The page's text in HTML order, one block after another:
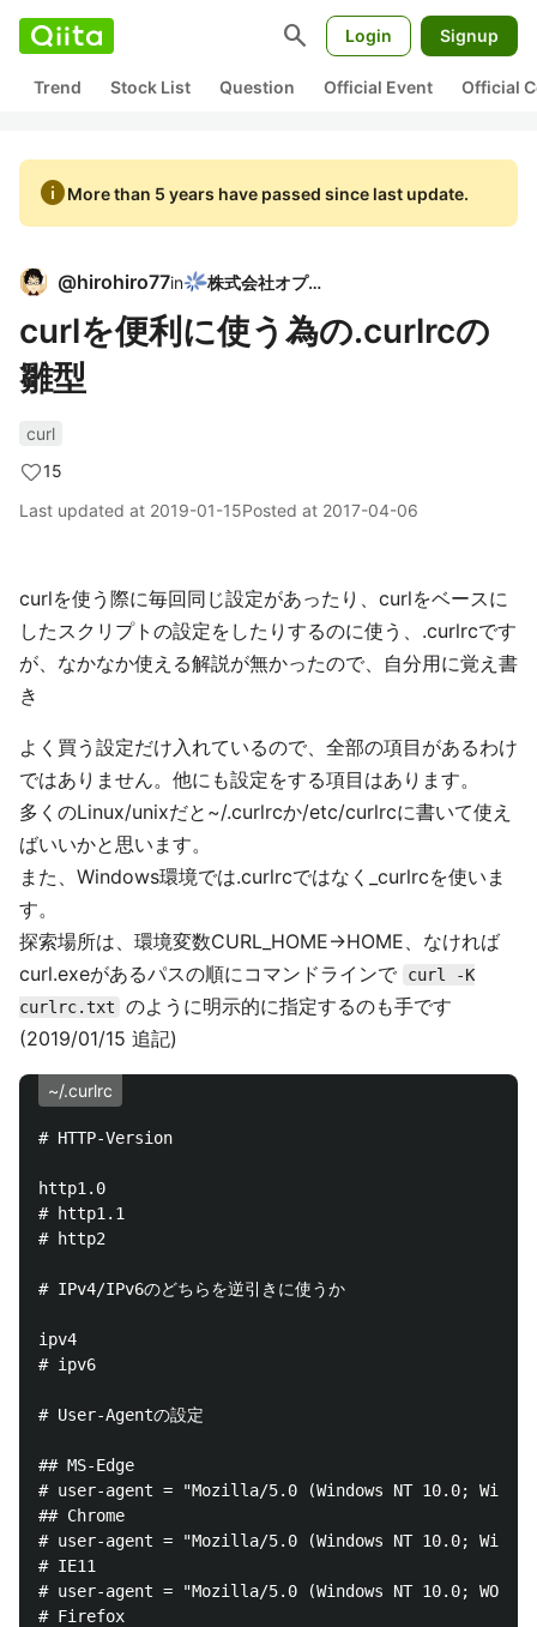
search Login Signup
Trend Stock List Question Official Event Official
infoMore than 5 years have passed since last update.
@hirohiro77in 株式会社オプト
curlを便利に使う為の.curlrcの
雛型
curl
15
Last updated at 2019-01-15Posted at 2017-04-06
curlを使う際に毎回同じ設定があったり、curlをベースに
したスクリプトの設定をしたりするのに使う、.curlrcです
が、なかなか使える解説が無かったので、自分用に覚え書
き
よく買う設定だけ入れているので、全部の項目があるわけ
ではありません。他にも設定をする項目はあります。
多くのLinux/unixだと~/.curlrcか/etc/curlrcに書いて使え
ばいいかと思います。
また、Windows環境では.curlrcではなく_curlrcを使いま
す。
探索場所は、環境変数CURL_HOME→HOME、なければ
curl.exeがあるパスの順にコマンドラインで
curl -K
curlrc.txt
のように明示的に指定するのも手です
(2019/01/15 追記)
~/.curlrc
# HTTP-Version
http1.0
# http1.1
# http2
# IPv4/IPv6のどちらを逆引きに使うか
ipv4
# ipv6
# User-Agentの設定
## MS-Edge
# user-agent = "Mozilla/5.0 (Windows NT 10.0;
## Chrome
# user-agent = "Mozilla/5.0 (Windows NT 10.0;
# IE11
# user-agent = "Mozilla/5.0 (Windows NT 10.0;
# Firefox